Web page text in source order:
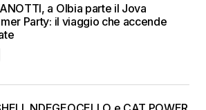
a Olbia parte il Jova
Party: il viaggio che accende